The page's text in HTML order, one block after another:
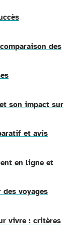
des
son impact sur
et avis
en ligne et
voyages
vivre : critères